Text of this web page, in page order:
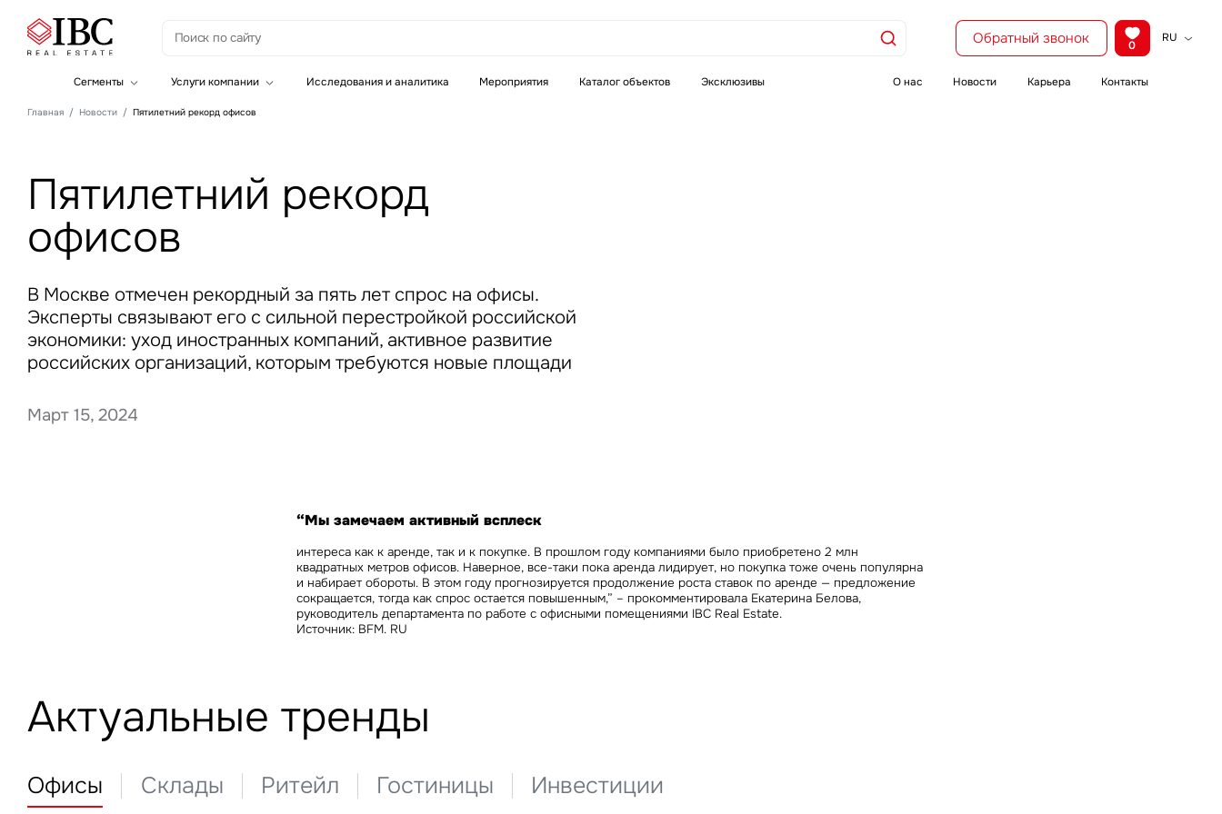
Обратный звонок 0
RU
Сегменты
Складская недвижимость
Услуги компании
Земельные активы и девелопмент
Складская недвижимость
Торговая недвижимость
Стратегический консалтинг
Оценка
Исследования и аналитика Мероприятия Каталог объектов Эксклюзивы О нас Новости Карьера Контакты
Главная Новости Пятилетний рекорд офисов
Пятилетний рекорд
офисов
В Москве отмечен рекордный за пять лет спрос на офисы.
Эксперты связывают его с сильной перестройкой российской
экономики: уход иностранных компаний, активное развитие
российских организаций, которым требуются новые площади
Март 15, 2024
“Мы замечаем активный всплеск
интереса как к аренде, так и к покупке. В прошлом году компаниями было приобретено 2 млн
квадратных метров офисов. Наверное, все-таки пока аренда лидирует, но покупка тоже очень популярна
и набирает обороты. В этом году прогнозируется продолжение роста ставок по аренде — предложение
сокращается, тогда как спрос остается повышенным,” – прокомментировалаЕкатерина Белова,
руководитель департамента по работе с офисными помещениями IBC Real Estate.
Источник: BFM. RU
Актуальные тренды
Офисы Склады Ритейл Гостиницы Инвестиции
Заказать звонок
Это обязательное поле